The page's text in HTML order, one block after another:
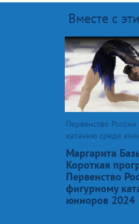
Вместе с
Первенство
катанию среди
Маргарита
Короткая
Первенство
фигурному
юниоров 2024